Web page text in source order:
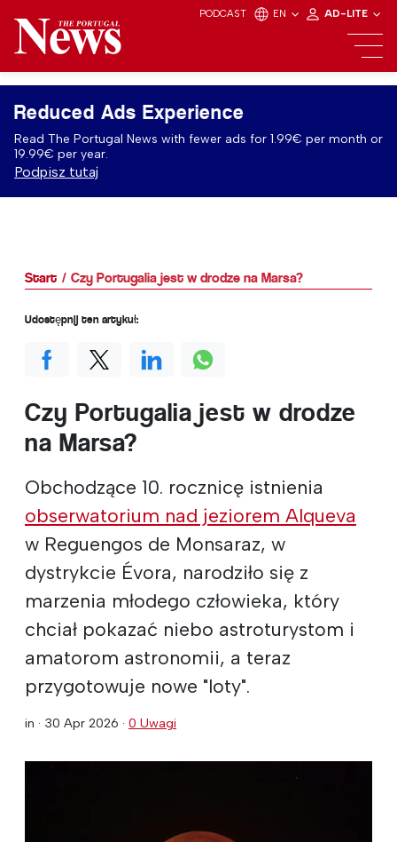
PODCAST EN AD-LITE
Reduced Ads Experience
Read The Portugal News with fewer ads for 1.99€ per month or
19.99€ per year.
Podpisz tutaj
Start Czy Portugalia jest w drodze na Marsa?
Czy Portugalia jest w drodze
na Marsa?
Obchodzące 10. rocznicę istnienia
obserwatorium nad jeziorem Alqueva
w Reguengos de Monsaraz, w
dystrykcie Évora, narodziło się z
marzenia młodego człowieka, który
chciał pokazać niebo astroturystom i
amatorom astronomii, a teraz
przygotowuje nowe "loty".
in · 30 Apr 2026 · 0 Uwagi
Udostępnij ten artykuł: